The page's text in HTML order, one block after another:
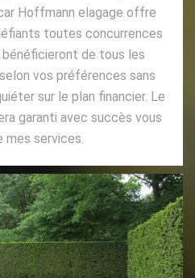
Hoffmann elagage offre
toutes concurrences
bénéficieront de tous les
vos préférences sans
sur le plan financier. Le
garanti avec succès vous
mes services.